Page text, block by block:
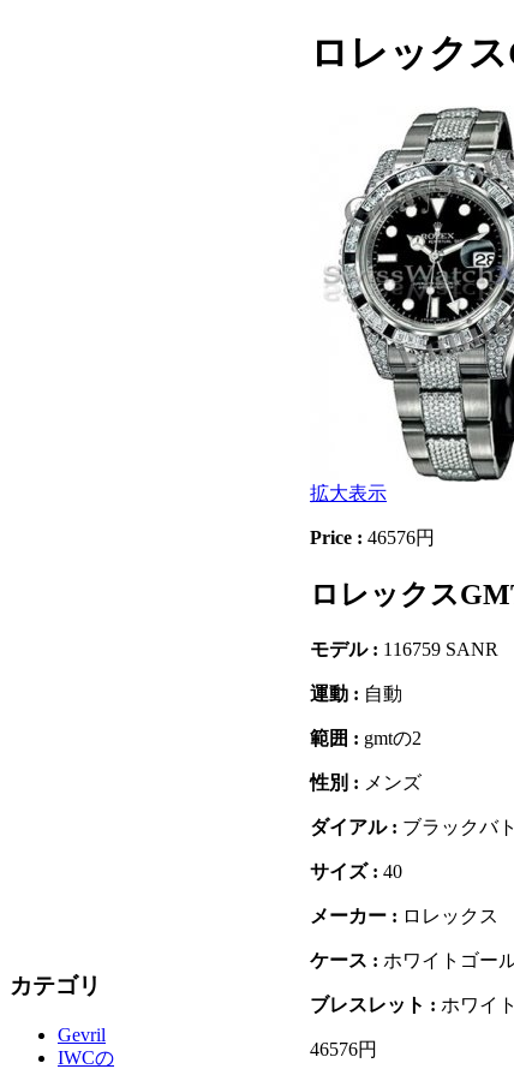
カテゴリ
Gevril
IWCの
ロレック
拡大表示
Price : 46576円
ロレックス
モデル : 116759 SANR
運動 : 自動
範囲 : gmtの2
性別 : メンズ
ダイアル : ブラックバ
サイズ : 40
メーカー : ロレックス
ケース : ホワイトゴー
ブレスレット : ホワイ
46576円